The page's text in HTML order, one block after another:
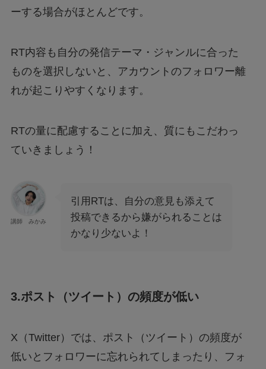
ーする場合がほとんどです。
RT内容も自分の発信テーマ・ジャンルに合った
ものを選択しないと、アカウントのフォロワー離
れが起こりやすくなります。
RTの量に配慮することに加え、質にもこだわっ
ていきましょう！
講師 みかみ
引用RTは、自分の意見も添えて
投稿できるから嫌がられることは
かなり少ないよ！
3.ポスト（ツイート）の頻度が低い
X（Twitter）では、ポスト（ツイート）の頻度が
低いとフォロワーに忘れられてしまったり、フォ